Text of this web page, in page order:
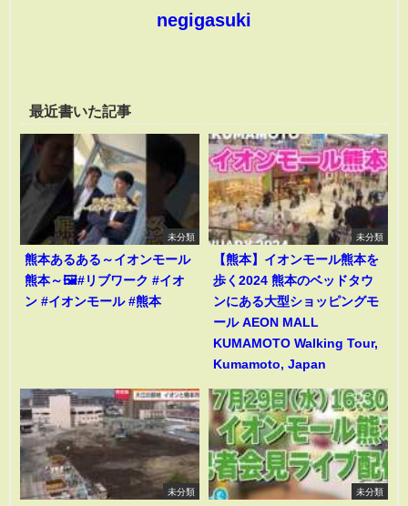
negigasuki
最近書いた記事
未分類
熊本あるある～イオンモール
熊本～🖼️#リブワーク #イオ
ン #イオンモール #熊本
未分類
【熊本】イオンモール熊本を
歩く2024 熊本のベッドタウ
ンにある大型ショッピングモ
ール AEON MALL
KUMAMOTO Walking Tour,
Kumamoto, Japan
未分類 未分類